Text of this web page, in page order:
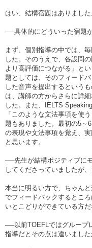
はい、結構宿題はありました
──具体的にどういった宿題
まず、個別指導の中では、
した。そのうえで、各設問
より高評価につながる」と
題としては、そのフィード
した音声を提出するという
は、講師の方からさらに詳
した。また、IELTS
「このような文法事項を使
題もありました。最初の5～
の表現や文法事項を覚え、
と思います。
──先生が結構ポジティブに
してくださっていましたが
本当に明るい方で、ちゃん
でフィードバックするとこ
いとこどりができている方
──以前TOEFLではグループ
指導だとその点は違いました